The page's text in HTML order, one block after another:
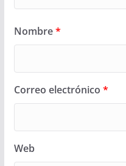
Nombre*
Correo electrónico *
Web